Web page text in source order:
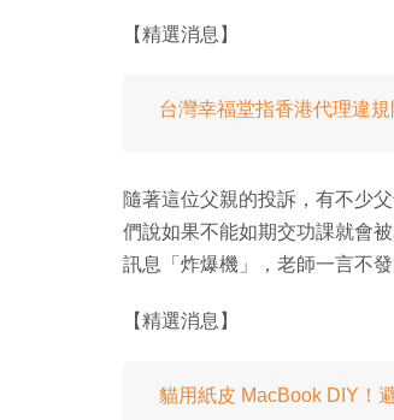
【精選消息】
台灣幸福堂指香港代理違
隨著這位父親的投訴，有不少
們說如果不能如期交功課就會
訊息「炸爆機」，老師一言不
【精選消息】
貓用紙皮 MacBook DIY！